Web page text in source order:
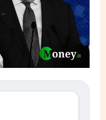
rovinata». Investitori
dopo lo scoppio
gli investitori retail (…)